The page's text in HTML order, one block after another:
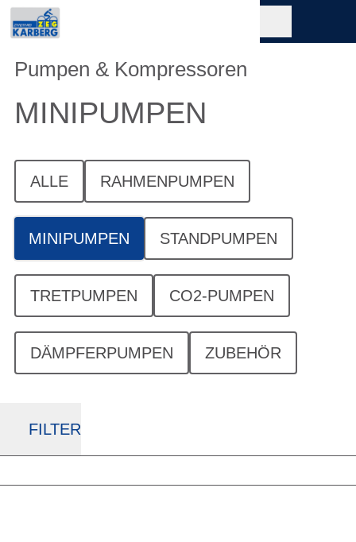
Pumpen & Kompressoren
MINIPUMPEN
ALLE RAHMENPUMPEN
MINIPUMPEN STANDPUMPEN
TRETPUMPEN CO2-PUMPEN
DÄMPFERPUMPEN ZUBEHÖR
FILTER